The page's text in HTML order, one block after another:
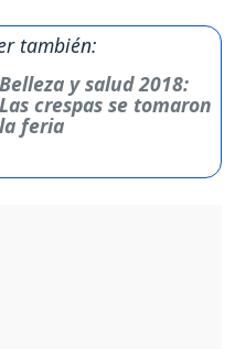
también:
Belleza y salud 2018:
Las crespas se tomaron
la feria